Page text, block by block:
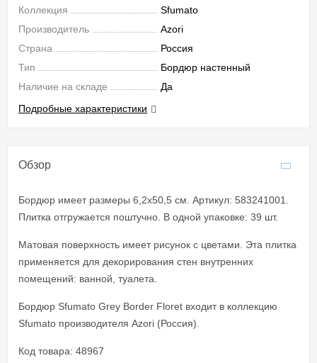
Коллекция
Sfumato
Производитель
Azori
Страна
Россия
Тип
Бордюр настенный
Наличие на складе
Да
Подробные характеристики
Обзор
Бордюр имеет размеры 6,2x50,5 см. Артикул: 583241001.
Плитка отгружается поштучно. В одной упаковке: 39 шт.
Матовая поверхность имеет рисунок с цветами. Эта плитка
применяется для декорирования стен внутренних
помещений: ванной, туалета.
Бордюр Sfumato Grey Border Floret входит в коллекцию
Sfumato производителя Azori (Россия).
Код товара: 48967